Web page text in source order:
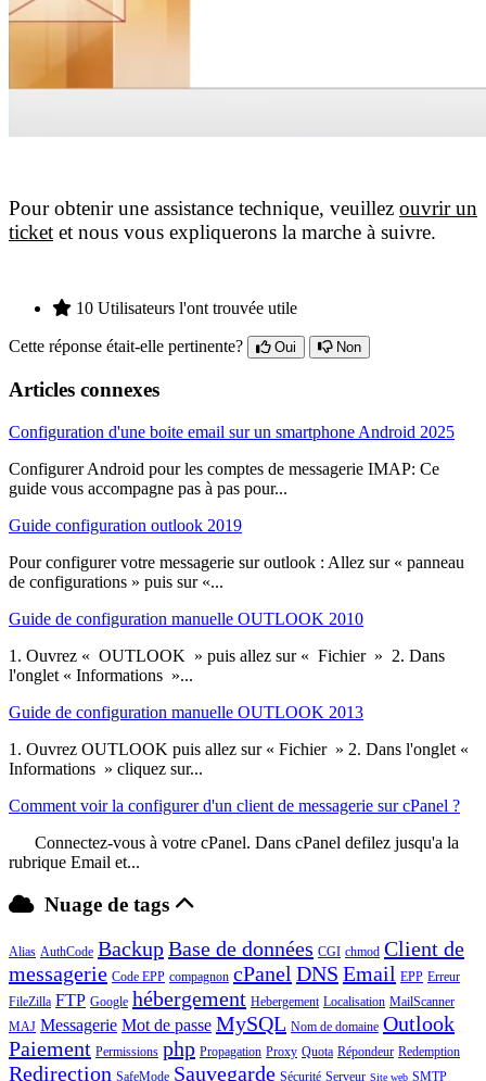
Pour obtenir une assistance technique, veuillez ouvrir un
ticket et nous vous expliquerons la marche à suivre.
10 Utilisateurs l'ont trouvée utile
Cette réponse était-elle pertinente? Oui Non
Articles connexes
Configuration d'une boite email sur un smartphone Android 2025
Configurer Android pour les comptes de messagerie IMAP: Ce
guide vous accompagne pas à pas pour...
Guide configuration outlook 2019
Pour configurer votre messagerie sur outlook : Allez sur « panneau
de configurations » puis sur «...
Guide de configuration manuelle OUTLOOK 2010
1.­ Ouvrez « ​OUTLOOK ​ » puis allez sur « ​Fichier ​» 2.­ Dans
l'onglet « ​Informations ​»...
Guide de configuration manuelle OUTLOOK 2013
1­. Ouvrez OUTLOOK puis allez sur « Fichier ​» 2.­ Dans l'onglet « ​
Informations » cliquez sur...
Comment voir la configurer d'un client de messagerie sur cPanel ?
Connectez-vous à votre cPanel. Dans cPanel defilez jusqu'a la
rubrique Email et...
Nuage de tags
Alias AuthCode BackupBase de données CGI chmod Client de
messagerie Code EPP compagnon cPanel DNS Email EPP Erreur
FileZilla FTP Google hébergement Hebergement Localisation MailScanner
MAJ Messagerie Mot de passe MySQL Nom de domaine Outlook
Paiement Permissions php Propagation Proxy Quota Répondeur Redemption
Redirection SafeMode Sauvegarde Sécurité Serveur Site web SMTP